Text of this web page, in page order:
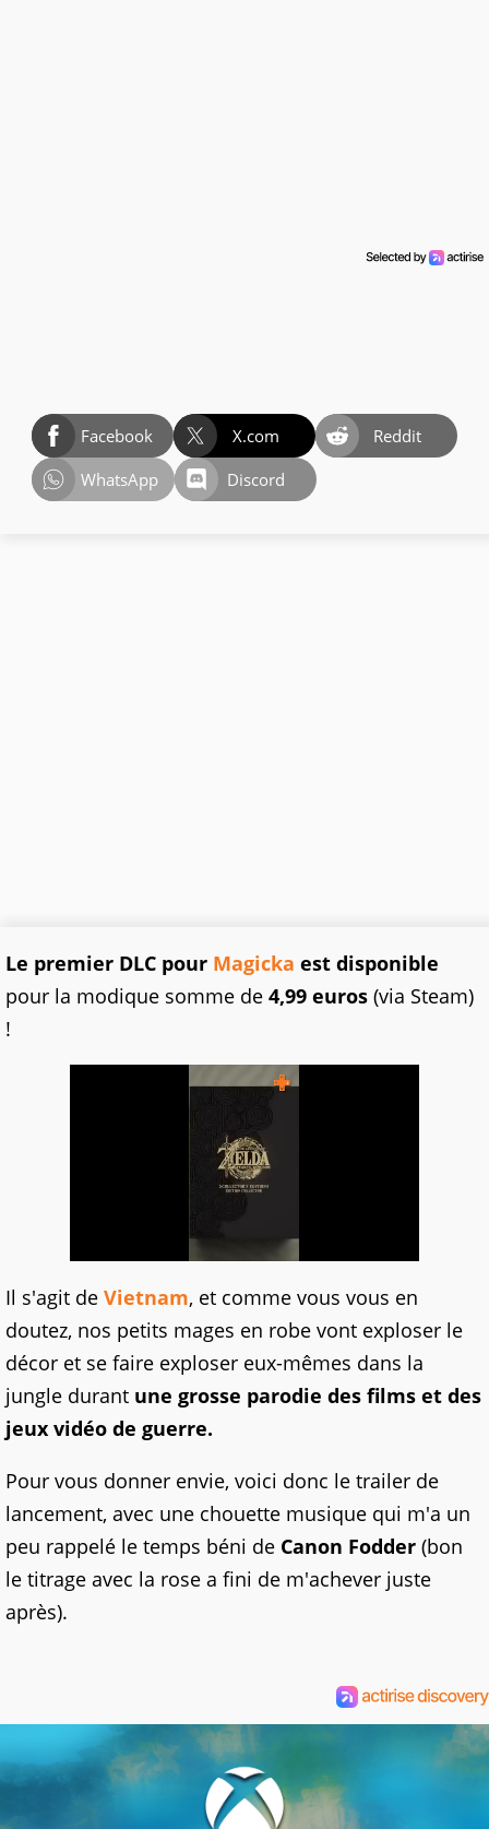
Facebook X.com
Reddit
WhatsApp
Discord
Le premier DLC pour Magicka est disponible
pour la modique somme de 4,99 euros (via Steam)
!
Il s'agit de Vietnam, et comme vous vous en
doutez, nos petits mages en robe vont exploser le
décor et se faire exploser eux-mêmes dans la
jungle durant une grosse parodie des films et des
jeux vidéo de guerre.
Pour vous donner envie, voici donc le trailer de
lancement, avec une chouette musique qui m'a un
peu rappelé le temps béni de Canon Fodder (bon
le titrage avec la rose a fini de m'achever juste
après).